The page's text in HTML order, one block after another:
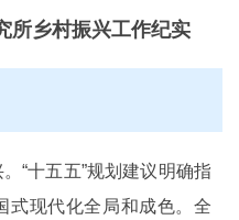
所乡村振兴工作纪实
“十五五”规划建议明确指
式现代化全局和成色。全